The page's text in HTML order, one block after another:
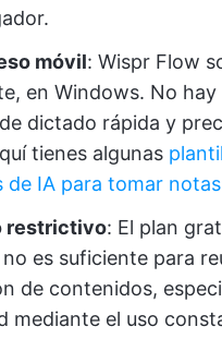
móvil: Wispr Flow
en Windows. No
dictado rápida y
tienes algunas
de IA para tomar notas
restrictivo: El plan
no es suficiente para
de contenidos,
mediante el uso